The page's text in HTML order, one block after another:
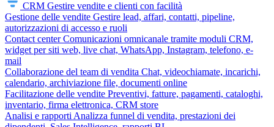
CRM Gestire vendite e clienti con facilità
Gestione delle vendite Gestire lead, affari, contatti, pipeline,
autorizzazioni di accesso e ruoli
Contact center Comunicazioni omnicanale tramite moduli CRM,
widget per siti web, live chat, WhatsApp, Instagram, telefono, e-
mail
Collaborazione del team di vendita Chat, videochiamate, incarichi,
calendario, archiviazione file, documenti online
Facilitazione delle vendite Preventivi, fatture, pagamenti, cataloghi,
inventario, firma elettronica, CRM store
Analisi e rapporti Analizza funnel di vendita, prestazioni dei